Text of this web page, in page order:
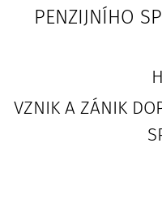
PENZIJNÍHO
VZNIK A ZÁNIK